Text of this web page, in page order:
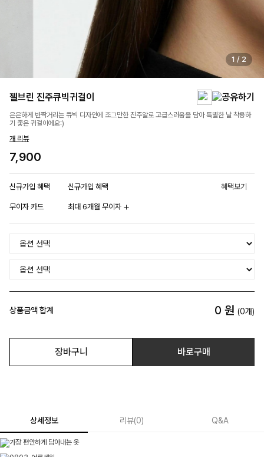
1 / 2
젤브린 진주큐빅귀걸이
은은하게 반짝거리는 큐빅 디자인에 조그만한 진주알로 고급스러움을 담아 특별한 날 착용하
기 좋은 귀걸이에요:)
개 리뷰
7,900
신규가입 혜택 신규가입 혜택 혜택보기
무이자 카드 최대 6개월 무이자
상품금액 합계 0 원 (0개)
장바구니 바로구매
상세정보 리뷰(0) Q&A